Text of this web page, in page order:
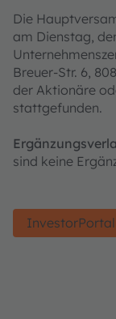
Die
am Dienstag,
Breuer-Str. 6,
der Aktionäre
stattgefunden.
sind keine
InvestorPortal